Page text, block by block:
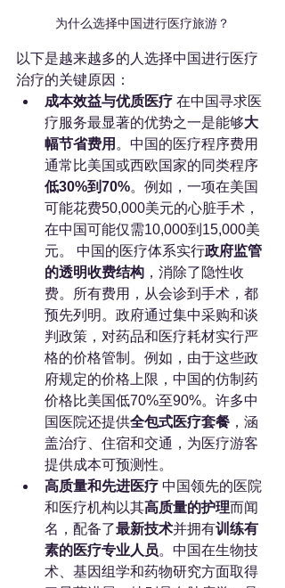
为什么选择中国进行医疗旅游？
以下是越来越多的人选择中国进行医疗
治疗的关键原因：
成本效益与优质医疗 在中国寻求医
疗服务最显著的优势之一是能够大
幅节省费用 。中国的医疗程序费用
通常比美国或西欧国家的同类程序
低30%到70%。例如，一项在美国
可能花费50,000美元的心脏手术，
在中国可能仅需10,000到15,000美
元。 中国的医疗体系实行政府监管
的透明收费结构 ，消除了隐性收
费。所有费用，从会诊到手术，都
预先列明。政府通过集中采购和谈
判政策，对药品和医疗耗材实行严
格的价格管制。例如，由于这些政
府规定的价格上限，中国的仿制药
价格比美国低70%至90%。许多中
国医院还提供全包式医疗套餐 ，涵
盖治疗、住宿和交通，为医疗游客
提供成本可预测性。
高质量和先进医疗 中国领先的医院
和医疗机构以其高质量的护理而闻
名，配备了最新技术并拥有训练有
素的医疗专业人员。中国在生物技
术、基因组学和药物研究方面取得